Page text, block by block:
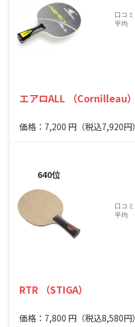
エアロALL （Cornilleau）
価格：7,200 円 （税込7,920円）
口コミ
平均
640位
RTR （STIGA）
価格：7,800 円 （税込8,580円）
口コミ
平均